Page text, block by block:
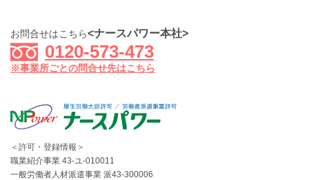
お問合せはこちら<ナースパワー本社>
0120-573-473
※事業所ごとの問合せ先はこちら
＜許可・登録情報＞
職業紹介事業 43-ユ-010011
一般労働者人材派遣事業 派43-300006